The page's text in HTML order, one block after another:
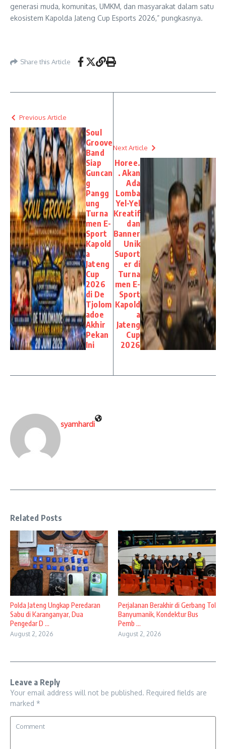
generasi muda, komunitas, UMKM, dan masyarakat dalam satu
ekosistem Kapolda Jateng Cup Esports 2026,” pungkasnya.
Share this Article
Previous Article
Soul
Groove
Band
Siap
Guncan
g
Pangg
ung
Turna
men E-
Sport
Kapold
a
Jateng
Cup
2026
di De
Tjolom
adoe
Akhir
Pekan
Ini
Next Article
Horee.
. Akan
Ada
Lomba
Yel-Yel
Kreatif
dan
Banner
Unik
Suport
er di
Turna
men E-
Sport
Kapold
a
Jateng
Cup
2026
syamhardi
Related Posts
Polda Jateng Ungkap Peredaran
Sabu di Karanganyar, Dua
Pengedar D ...
August 2, 2026
Perjalanan Berakhir di Gerbang Tol
Banyumanik, Kondektur Bus
Pemb ...
August 2, 2026
Leave a Reply
Your email address will not be published. Required fields are
marked *